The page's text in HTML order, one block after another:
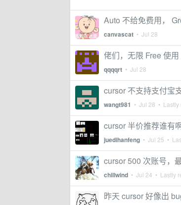
Auto 不给免费用，
canvascat • Jul 28
佬们，无限 Free 使
qqqqrt • Jul 28
cursor 不支持支付宝
wangt981 • Jul 28 •
cursor 半价推荐谁有
juedihanfeng • Jul 25 •
cursor 500 次账号，
chillwind • Jul 24 • Lastly
昨天 cursor 好像出